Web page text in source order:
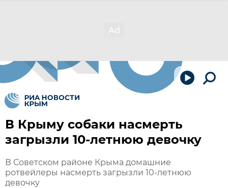
В Крыму собаки насмерть
загрызли 10-летнюю девочку
В Советском районе Крыма домашние
ротвейлеры насмерть загрызли 10-летнюю
девочку